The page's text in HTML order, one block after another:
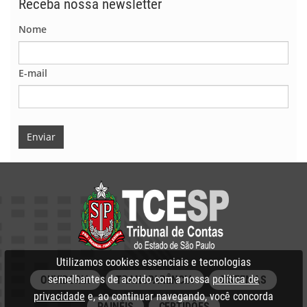
Receba nossa newsletter
Nome
E-mail
Enviar
OUVIDORIA TRANSPARÊNCIA SISTEMAS
Utilizamos cookies essenciais e tecnologias
semelhantes de acordo com a nossa política de
privacidade e, ao continuar navegando, você concorda